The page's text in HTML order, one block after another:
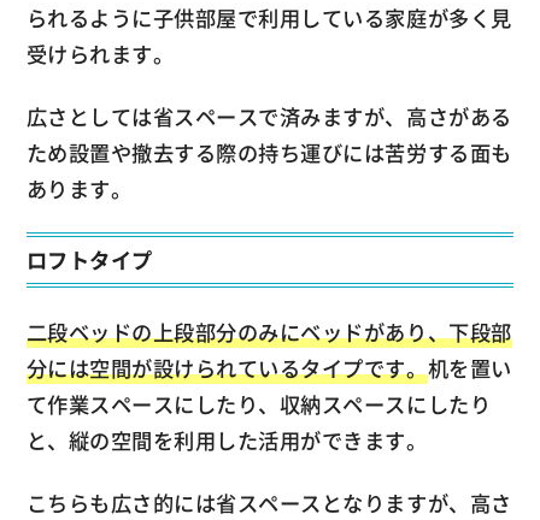
られるように子供部屋で利用している家庭が多く見
受けられます。
広さとしては省スペースで済みますが、高さがある
ため設置や撤去する際の持ち運びには苦労する面も
あります。
ロフトタイプ
二段ベッドの上段部分のみにベッドがあり、下段部
分には空間が設けられているタイプです。机を置い
て作業スペースにしたり、収納スペースにしたり
と、縦の空間を利用した活用ができます。
こちらも広さ的には省スペースとなりますが、高さ